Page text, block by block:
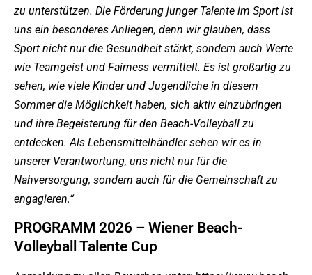
zu unterstützen. Die Förderung junger Talente im Sport ist
uns ein besonderes Anliegen, denn wir glauben, dass
Sport nicht nur die Gesundheit stärkt, sondern auch Werte
wie Teamgeist und Fairness vermittelt. Es ist großartig zu
sehen, wie viele Kinder und Jugendliche in diesem
Sommer die Möglichkeit haben, sich aktiv einzubringen
und ihre Begeisterung für den Beach-Volleyball zu
entdecken. Als Lebensmittelhändler sehen wir es in
unserer Verantwortung, uns nicht nur für die
Nahversorgung, sondern auch für die Gemeinschaft zu
engagieren.“
PROGRAMM 2026 – Wiener Beach-
Volleyball Talente Cup